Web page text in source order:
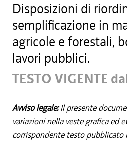
Disposizioni di
semplificazione in
agricole e forestali,
lavori pubblici.
TESTO VIGENTE
Avviso legale:Il presente
variazioni nella veste grafica ed
corrispondente testo